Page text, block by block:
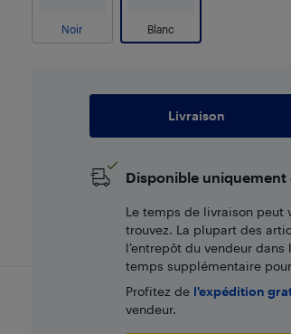
Noir Blanc
Livraison
Disponible uniquement
Le temps de livraison peut
trouvez. La plupart des
l’entrepôt du vendeur
temps supplémentaire
Profitez de l'expédition
vendeur.